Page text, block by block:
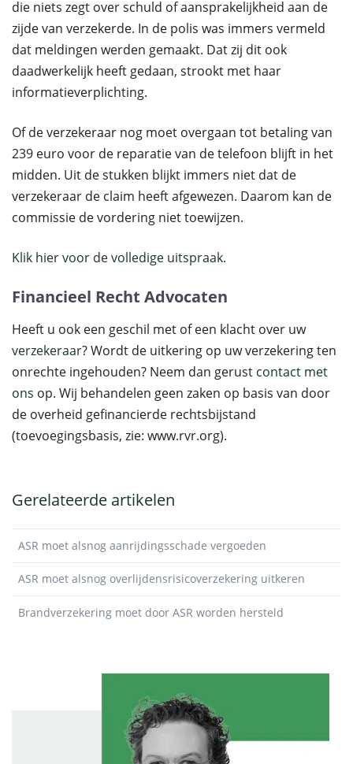
die niets zegt over schuld of aansprakelijkheid aan de
zijde van verzekerde. In de polis was immers vermeld
dat meldingen werden gemaakt. Dat zij dit ook
daadwerkelijk heeft gedaan, strookt met haar
informatieverplichting.
Of de verzekeraar nog moet overgaan tot betaling van
239 euro voor de reparatie van de telefoon blijft in het
midden. Uit de stukken blijkt immers niet dat de
verzekeraar de claim heeft afgewezen. Daarom kan de
commissie de vordering niet toewijzen.
Klik hier voor de volledige uitspraak.
Financieel Recht Advocaten
Heeft u ook een geschil met of een klacht over uw
verzekeraar? Wordt de uitkering op uw verzekering ten
onrechte ingehouden? Neem dan gerust contact met
ons op. Wij behandelen geen zaken op basis van door
de overheid gefinancierde rechtsbijstand
(toevoegingsbasis, zie: www.rvr.org).
Gerelateerde artikelen
ASR moet alsnog aanrijdingsschade vergoeden
ASR moet alsnog overlijdensrisicoverzekering uitkeren
Brandverzekering moet door ASR worden hersteld